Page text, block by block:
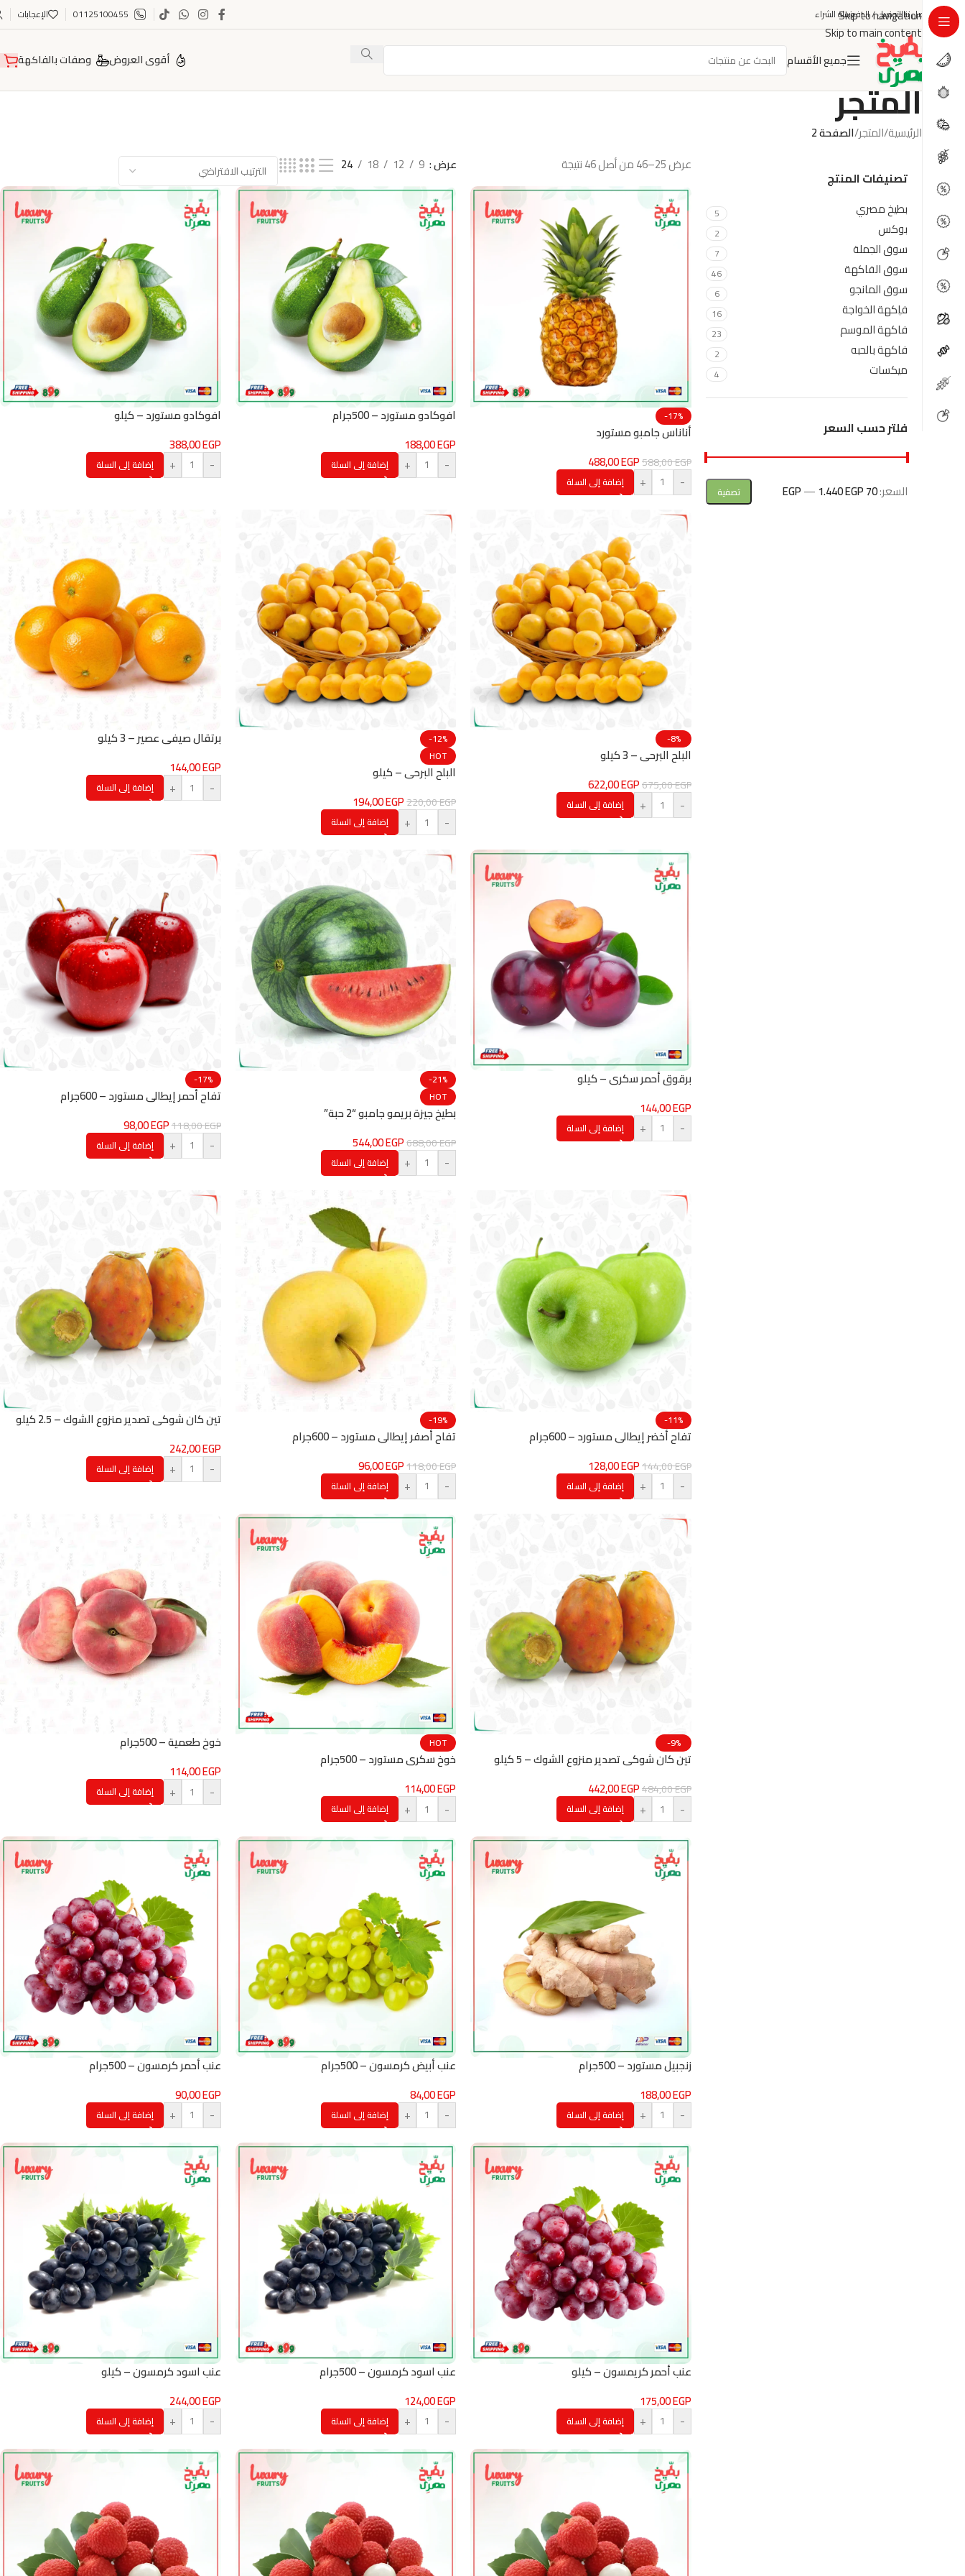
Skip to navigation
Skip to main content
اتصل بناالتوصيل / الدفعسلة الشراء 01125100455 الإعجابات
جميع الأقسام أقوى العروض وصفات بالفاكهة
المتجر
الرئيسية/المتجر/الصفحة 2
تصنيفات المنتج
بطيخ مصري 5
بوكس 2
سوق الجملة 7
سوق الفاكهة 46
سوق المانجو 6
فاكهة الخواجة 16
فاكهة الموسم 23
فاكهة بالحبه 2
ميكسات 4
فلتر حسب السعر
تصفية السعر:70 EGP
—1.440 EGP
عرض 25–46 من أصل 46 نتيجة عرض 9
12
18
24
-17%
أناناس جامبو مستورد
588,00EGP
488,00EGP
-
+ إضافة إلى السلة
افوكادو مستورد – 500جرام
188,00EGP
-
+ إضافة إلى السلة
افوكادو مستورد – كيلو
388,00EGP
-
+ إضافة إلى السلة
-8%
البلح البرحي – 3 كيلو
675,00EGP
622,00EGP
-
+ إضافة إلى السلة
-12%
HOT
البلح البرحي – كيلو
220,00EGP
194,00EGP
-
+ إضافة إلى السلة
برتقال صيفي عصير – 3 كيلو
144,00EGP
-
+ إضافة إلى السلة
برقوق أحمر سكري – كيلو
144,00EGP
-
+ إضافة إلى السلة
-21%
HOT
بطيخ جيزة بريمو جامبو “2 حبة”
688,00EGP
544,00EGP
-
+ إضافة إلى السلة
-17%
تفاح أحمر إيطالي مستورد – 600جرام
118,00EGP
98,00EGP
-
+ إضافة إلى السلة
-11%
تفاح أخضر إيطالي مستورد – 600جرام
144,00EGP
128,00EGP
-
+ إضافة إلى السلة
-19%
تفاح أصفر إيطالي مستورد – 600جرام
118,00EGP
96,00EGP
-
+ إضافة إلى السلة
تين كان شوكي تصدير منزوع الشوك – 2.5 كيلو
242,00EGP
-
+ إضافة إلى السلة
-9%
تين كان شوكي تصدير منزوع الشوك – 5 كيلو
484,00EGP
442,00EGP
-
+ إضافة إلى السلة
HOT
خوخ سكري مستورد – 500جرام
114,00EGP
-
+ إضافة إلى السلة
خوخ طعمية – 500جرام
114,00EGP
-
+ إضافة إلى السلة
زنجبيل مستورد – 500جرام
188,00EGP
-
+ إضافة إلى السلة
عنب أبيض كرمسون – 500جرام
84,00EGP
-
+ إضافة إلى السلة
عنب أحمر كرمسون – 500جرام
90,00EGP
-
+ إضافة إلى السلة
عنب أحمر كريمسون – كيلو
175,00EGP
-
+ إضافة إلى السلة
عنب اسود كرمسون – 500جرام
124,00EGP
-
+ إضافة إلى السلة
عنب اسود كرمسون – كيلو
244,00EGP
-
+ إضافة إلى السلة